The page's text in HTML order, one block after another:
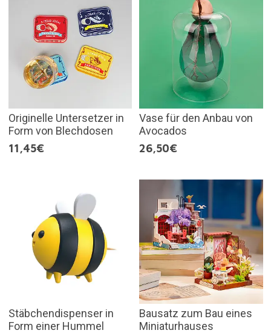
Originelle Untersetzer in
Form von Blechdosen
11,45€
Vase für den Anbau von
Avocados
26,50€
Stäbchendispenser in
Form einer Hummel
Bausatz zum Bau eines
Miniaturhauses